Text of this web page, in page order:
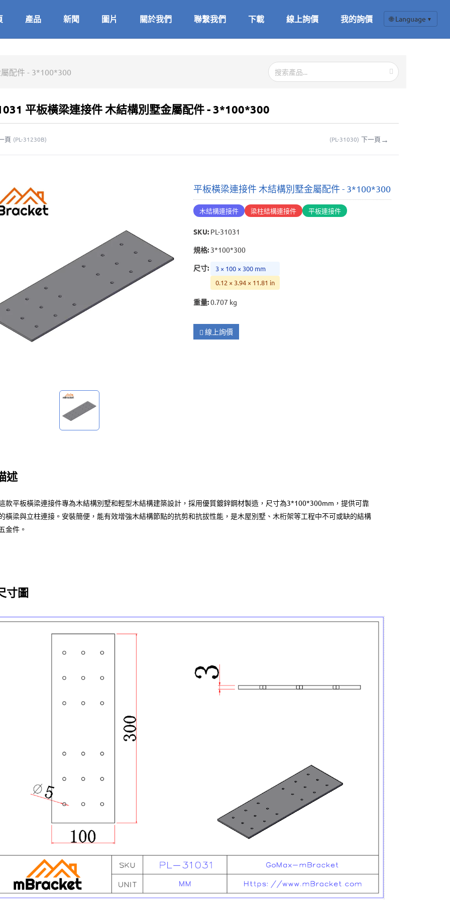
產品 新聞 圖片 關於我們 聯繫我們 下載 線上詢價 我的詢價 🌐 Language ▼
配件 - 3*100*300
平板橫梁連接件 木結構別墅金屬配件 - 3*100*300
頁 (PL-31230B) (PL-31030) 下一頁 →
平板橫梁連接件 木結構別墅金屬配件 - 3*100*300
木結構連接件 梁柱結構連接件 平板連接件
SKU: PL-31031
規格: 3*100*300
尺寸:
3 × 100 × 300 mm
0.12 × 3.94 × 11.81 in
重量:0.707 kg
線上詢價
述
款平板橫梁連接件專為木結構別墅和輕型木結構建築設計，採用優質鍍鋅鋼材製造，尺寸為3*100*300mm，提供可靠
橫梁與立柱連接。安裝簡便，能有效增強木結構節點的抗剪和抗拔性能，是木屋別墅、木桁架等工程中不可或缺的結構
金件。
寸圖